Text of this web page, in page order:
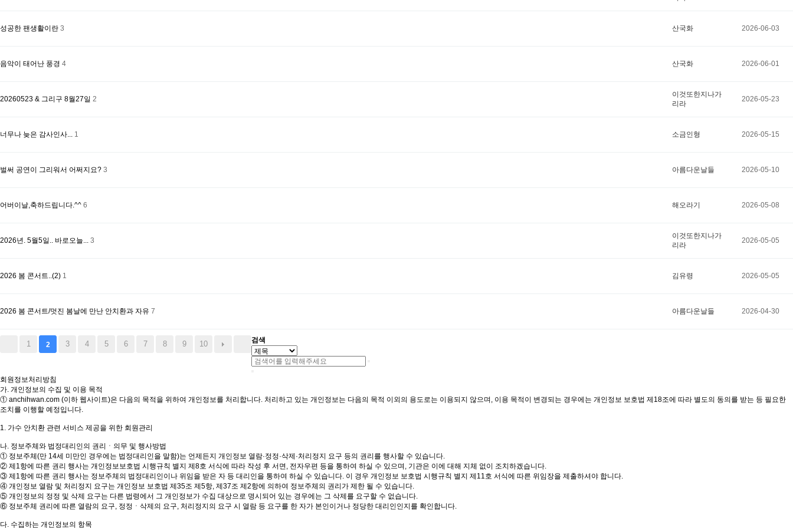
성공한 팬생활이란 3 산국화 2026-06-03
음악이 태어난 풍경 4 산국화 2026-06-01
20260523 & 그리구 8월27일 2
이것또한지나가
리라
2026-05-23
너무나 늦은 감사인사... 1 소금인형 2026-05-15
벌써 공연이 그리워서 어쩌지요? 3 아름다운날들 2026-05-10
어버이날,축하드립니다.^^ 6 해오라기 2026-05-08
2026년. 5월5일.. 바로오늘... 3
이것또한지나가
리라
2026-05-05
2026 봄 콘서트..(2) 1 김유령 2026-05-05
2026 봄 콘서트/멋진 봄날에 만난 안치환과 자유 7 아름다운날들 2026-04-30
1 2 3 4 5 6 7 8 9 10 검색
회원정보처리방침
가. 개인정보의 수집 및 이용 목적
① anchihwan.com (이하 웹사이트)은 다음의 목적을 위하여 개인정보를 처리합니다. 처리하고 있는 개인정보는 다음의 목적 이외의 용도로는 이용되지 않으며, 이용 목적이 변경되는 경우에는 개인정보 보호법 제18조에 따라 별도의 동의를 받는 등 필요한
조치를 이행할 예정입니다.
1. 가수 안치환 관련 서비스 제공을 위한 회원관리
나. 정보주체와 법정대리인의 권리ㆍ의무 및 행사방법
① 정보주체(만 14세 미만인 경우에는 법정대리인을 말함)는 언제든지 개인정보 열람·정정·삭제·처리정지 요구 등의 권리를 행사할 수 있습니다.
② 제1항에 따른 권리 행사는 개인정보보호법 시행규칙 별지 제8호 서식에 따라 작성 후 서면, 전자우편 등을 통하여 하실 수 있으며, 기관은 이에 대해 지체 없이 조치하겠습니다.
③ 제1항에 따른 권리 행사는 정보주체의 법정대리인이나 위임을 받은 자 등 대리인을 통하여 하실 수 있습니다. 이 경우 개인정보 보호법 시행규칙 별지 제11호 서식에 따른 위임장을 제출하셔야 합니다.
④ 개인정보 열람 및 처리정지 요구는 개인정보 보호법 제35조 제5항, 제37조 제2항에 의하여 정보주체의 권리가 제한 될 수 있습니다.
⑤ 개인정보의 정정 및 삭제 요구는 다른 법령에서 그 개인정보가 수집 대상으로 명시되어 있는 경우에는 그 삭제를 요구할 수 없습니다.
⑥ 정보주체 권리에 따른 열람의 요구, 정정ㆍ삭제의 요구, 처리정지의 요구 시 열람 등 요구를 한 자가 본인이거나 정당한 대리인인지를 확인합니다.
다. 수집하는 개인정보의 항목